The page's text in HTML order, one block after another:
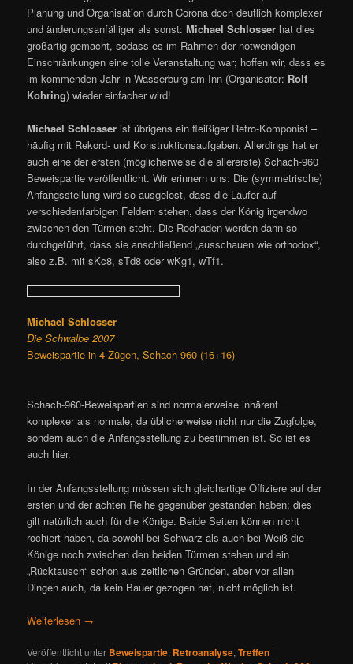
Planung und Organisation durch Corona doch deutlich komplexer
und änderungsanfälliger als sonst:Michael Schlosser hat dies
großartig gemacht, sodass es im Rahmen der notwendigen
Einschränkungen eine tolle Veranstaltung war; hoffen wir, dass es
im kommenden Jahr in Wasserburg am Inn (Organisator: Rolf
Kohring) wieder einfacher wird!
Michael Schlosser ist übrigens ein fleißiger Retro-Komponist –
häufig mit Rekord- und Konstruktionsaufgaben. Allerdings hat er
auch eine der ersten (möglicherweise die allererste) Schach-960
Beweispartie veröffentlicht. Wir erinnern uns: Die (symmetrische)
Anfangsstellung wird so ausgelost, dass die Läufer auf
verschiedenfarbigen Feldern stehen, dass der König irgendwo
zwischen den Türmen steht. Die Rochaden werden dann so
durchgeführt, dass sie anschließend „ausschauen wie orthodox“,
also z.B. mit sKc8, sTd8 oder wKg1, wTf1.
Michael Schlosser
Die Schwalbe 2007
Beweispartie in 4 Zügen, Schach-960 (16+16)
Schach-960-Beweispartien sind normalerweise inhärent
komplexer als normale, da üblicherweise nicht nur die Zugfolge,
sondern auch die Anfangsstellung zu bestimmen ist. So ist es
auch hier.
In der Anfangsstellung müssen sich gleichartige Offiziere auf der
ersten und der achten Reihe gegenüber gestanden haben; dies
gilt natürlich auch für die Könige. Beide Seiten können nicht
rochiert haben, da sowohl bei Schwarz als auch bei Weiß die
Könige noch zwischen den beiden Türmen stehen und ein
„Rücktausch“ schon aus zeitlichen Gründen, aber vor allen
Dingen auch, da kein Bauer gezogen hat, nicht möglich ist.
Weiterlesen →
Veröffentlicht unter Beweispartie, Retroanalyse,Treffen |